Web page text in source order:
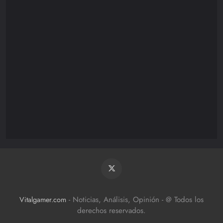
Vitalgamer.com - Noticias, Análisis, Opinión - @ Todos los
derechos reservados.